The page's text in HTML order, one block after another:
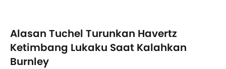
Alasan Tuchel Turunkan Havertz
Ketimbang Lukaku Saat Kalahkan
Burnley